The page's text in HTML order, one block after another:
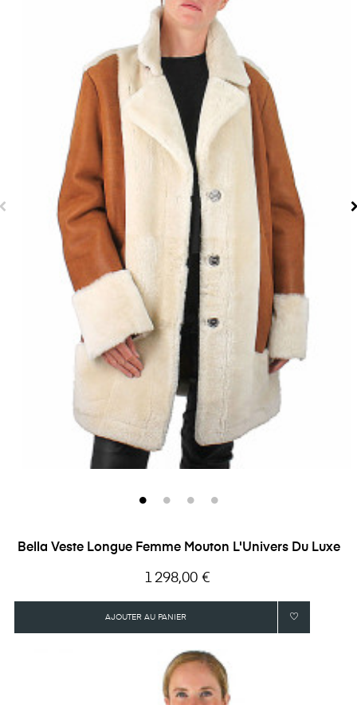
Bella Veste Longue Femme Mouton L'Univers Du Luxe
Prix
1 298,00 €
AJOUTER AU PANIER